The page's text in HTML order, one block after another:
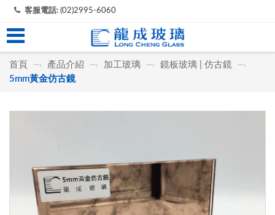
客服電話: (02)2995-6060
首頁 —› 產品介紹 —› 加工玻璃 —› 鏡板玻璃 | 仿古鏡 —›
5mm黃金仿古鏡